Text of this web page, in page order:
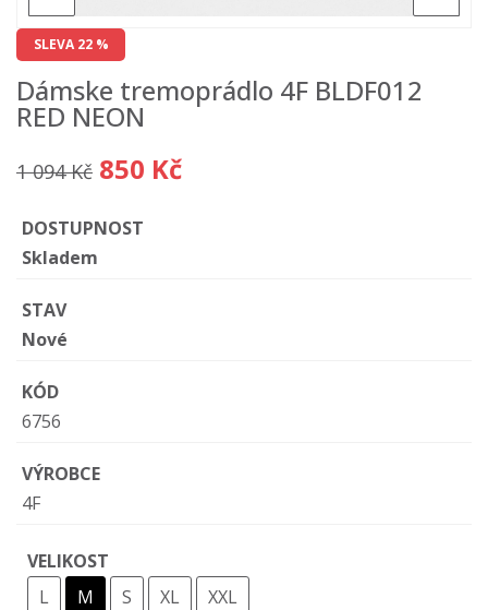
SLEVA 22 %
Dámske tremoprádlo 4F BLDF012
RED NEON
1 094 Kč 850 Kč
DOSTUPNOST
Skladem
STAV
Nové
KÓD
6756
VÝROBCE
4F
VELIKOST
L
M S XL XXL